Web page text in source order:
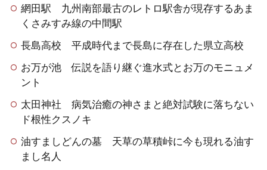
網田駅 九州南部最古のレトロ駅舎が現存するあま
くさみすみ線の中間駅
長島高校 平成時代まで長島に存在した県立高校
お万が池 伝説を語り継ぐ進水式とお万のモニュメ
ント
太田神社 病気治癒の神さまと絶対試験に落ちない
ド根性クスノキ
油すましどんの墓 天草の草積峠に今も現れる油す
まし名人